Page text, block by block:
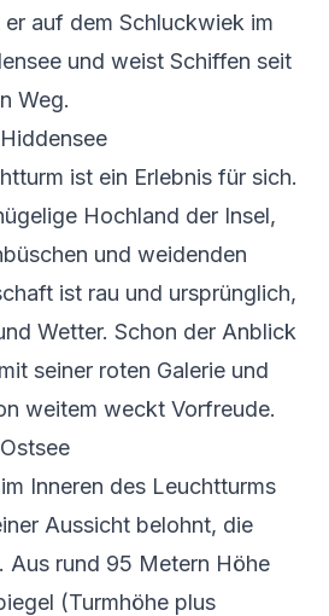
auf dem Schluckwiek im
und weist Schiffen seit
Weg.
ist ein Erlebnis für sich.
Hochland der Insel,
und weidenden
ist rau und ursprünglich,
Wetter. Schon der Anblick
seiner roten Galerie und
weitem weckt Vorfreude.
Inneren des Leuchtturms
Aussicht belohnt, die
Aus rund 95 Metern Höhe
(Turmhöhe plus